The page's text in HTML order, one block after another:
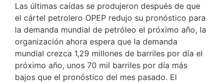
Las últimas caídas se produjeron después de que
el cártel petrolero OPEP redujo su pronóstico para
la demanda mundial de petróleo el próximo año, la
organización ahora espera que la demanda
mundial crezca 1,29 millones de barriles por día el
próximo año, unos 70 mil barriles por día más
bajos que el pronóstico del mes pasado. El